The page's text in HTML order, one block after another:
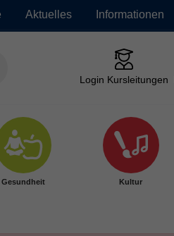
Aktuelles Informationen
Login Kursleitungen
Gesundheit Kultur